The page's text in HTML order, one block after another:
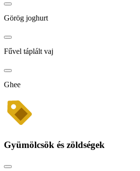
Görög joghurt
Fűvel táplált vaj
Ghee
Gyümölcsök és zöldségek